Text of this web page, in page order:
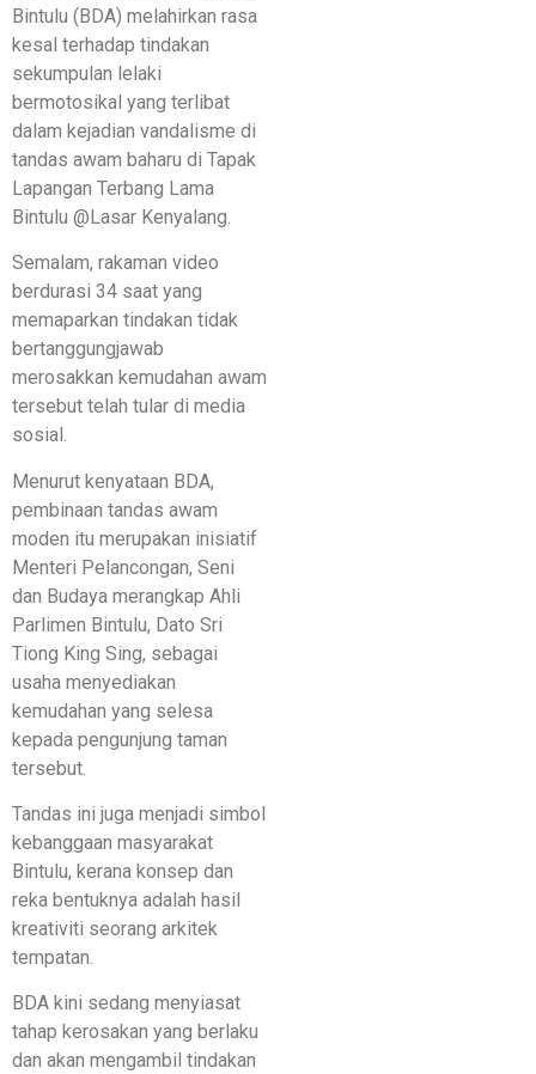
Bintulu (BDA) melahirkan rasa
kesal terhadap tindakan
sekumpulan lelaki
bermotosikal yang terlibat
dalam kejadian vandalisme di
tandas awam baharu di Tapak
Lapangan Terbang Lama
Bintulu @Lasar Kenyalang.
Semalam, rakaman video
berdurasi 34 saat yang
memaparkan tindakan tidak
bertanggungjawab
merosakkan kemudahan awam
tersebut telah tular di media
sosial.
Menurut kenyataan BDA,
pembinaan tandas awam
moden itu merupakan inisiatif
Menteri Pelancongan, Seni
dan Budaya merangkap Ahli
Parlimen Bintulu, Dato Sri
Tiong King Sing, sebagai
usaha menyediakan
kemudahan yang selesa
kepada pengunjung taman
tersebut.
Tandas ini juga menjadi simbol
kebanggaan masyarakat
Bintulu, kerana konsep dan
reka bentuknya adalah hasil
kreativiti seorang arkitek
tempatan.
BDA kini sedang menyiasat
tahap kerosakan yang berlaku
dan akan mengambil tindakan